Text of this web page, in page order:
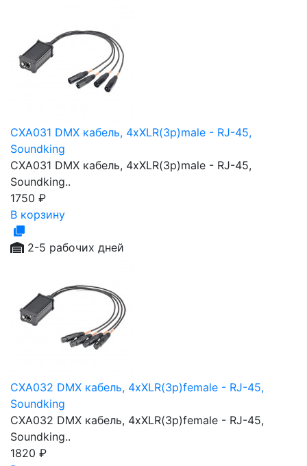
CXA031 DMX кабель, 4хXLR(3p)male - RJ-45,
Soundking
CXA031 DMX кабель, 4хXLR(3p)male - RJ-45,
Soundking..
1750 ₽
В корзину
2-5 рабочих дней
CXA032 DMX кабель, 4хXLR(3p)female - RJ-45,
Soundking
CXA032 DMX кабель, 4хXLR(3p)female - RJ-45,
Soundking..
1820 ₽